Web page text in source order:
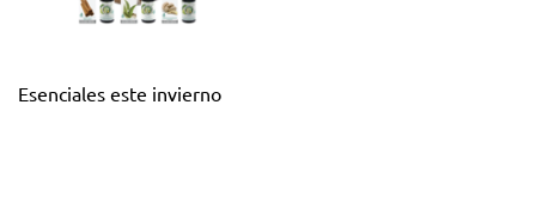
Esenciales este invierno